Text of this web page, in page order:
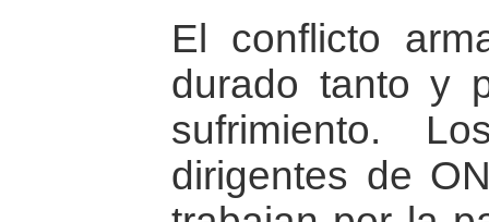
El conflicto
durado tanto y
sufrimiento.
dirigentes de